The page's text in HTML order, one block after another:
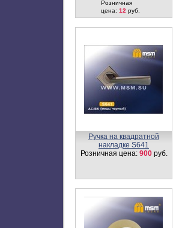
Розничная
цена: 12 руб.
Ручка на квадратной
накладке S641
Розничная цена: 900руб.